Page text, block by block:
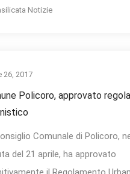
Notizie
26, 2017
Policoro, approvato
Comunale di Policoro,
del 21 aprile, ha approvato